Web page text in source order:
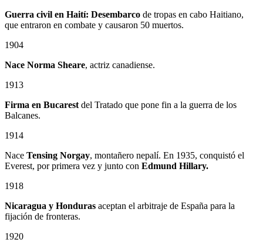
Guerra civil en Haití: Desembarco de tropas en cabo Haitiano,
que entraron en combate y causaron 50 muertos.
1904
Nace Norma Sheare, actriz canadiense.
1913
Firma en Bucarest del Tratado que pone fin a la guerra de los
Balcanes.
1914
Nace Tensing Norgay, montañero nepalí. En 1935, conquistó el
Everest, por primera vez y junto con Edmund Hillary.
1918
Nicaragua y Honduras aceptan el arbitraje de España para la
fijación de fronteras.
1920